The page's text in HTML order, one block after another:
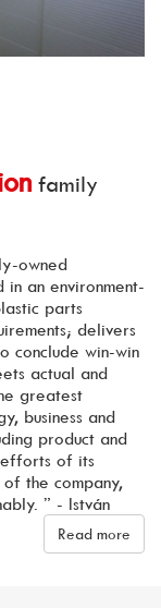
family
owned
an environment-
parts
delivers
conclude win-win
actual and
greatest
business and
product and
of its
the company,
” - István
Read more